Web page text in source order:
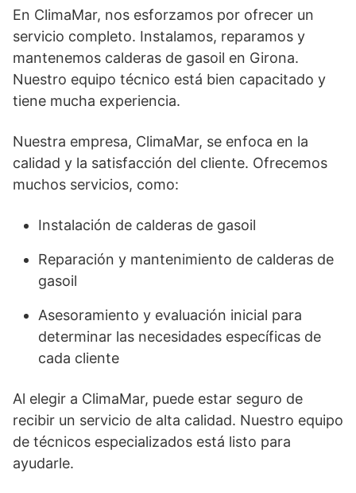
En ClimaMar, nos esforzamos por ofrecer un
servicio completo. Instalamos, reparamos y
mantenemos calderas de gasoil en Girona.
Nuestro equipo técnico está bien capacitado y
tiene mucha experiencia.
Nuestra empresa, ClimaMar, se enfoca en la
calidad y la satisfacción del cliente. Ofrecemos
muchos servicios, como:
Instalación de calderas de gasoil
Reparación y mantenimiento de calderas de
gasoil
Asesoramiento y evaluación inicial para
determinar las necesidades específicas de
cada cliente
Al elegir a ClimaMar, puede estar seguro de
recibir un servicio de alta calidad. Nuestro equipo
de técnicos especializados está listo para
ayudarle.